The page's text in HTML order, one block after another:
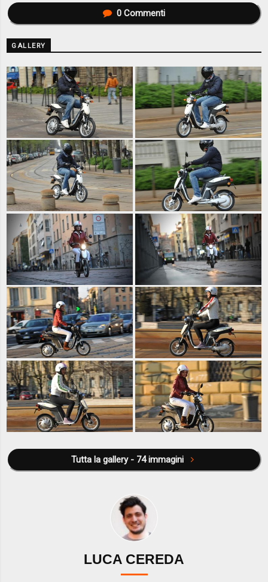
0Commenti
GALLERY
Tutta la gallery - 74 immagini
LUCA CEREDA